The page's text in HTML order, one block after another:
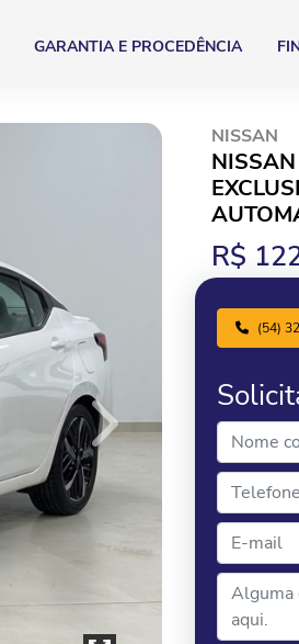
GARANTIA E PROCEDÊNCIA
NISSAN
R$
(54)
Next